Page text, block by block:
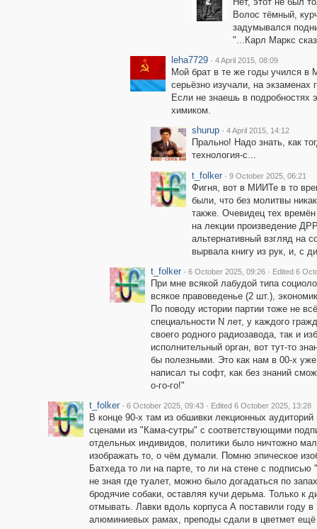
Волос тёмный,
задумывался
"...Карл Маркс
leha7729 · 4 April 2015, 08:09
Мой брат в те же годы учился
серьёзно изучали, на экзаменах
Если не знаешь в подробностях
химиком.
shurup · 4 April 2015, 14:12
Прально! Надо знать, как
технология-с...
t_folker · 9 October 2025, 06:21
Фигня, вот в МИИТе в то
были, что без молитвы
также. Очевидец тех
на лекции произведение
альтернативный взгляд на
вырвала книгу из рук, и, с
t_folker · 6 October 2025, 09:26 · Edited 6
При мне всякой лабудой типа
всякое правоведенье (2 шт.),
По поводу истории партии тоже не
специальности N лет, у каждого
своего родного радиозавода, так и
исполнительный орган, вот тут-то
бы полезными. Это как нам в 00-х уже
написал ты софт, как без знаний
о-го-го!"
t_folker · 6 October 2025, 09:43 · Edited 6 October 2025, 13:28
В конце 90-х там из обшивки лекционных
сценами из "Кама-сутры" с соответствующими
отдельных индивидов, политики было ничтожно
изображать то, о чём думали. Помню эпическое
Батхеда то ли на парте, то ли на стене с
не зная где туалет, можно было догадаться по
бродячие собаки, оставляя кучи дерьма. Только к
отмывать. Лавки вдоль корпуса А поставили году
алюминиевых рамах, преподы сдали в цветмет ещё